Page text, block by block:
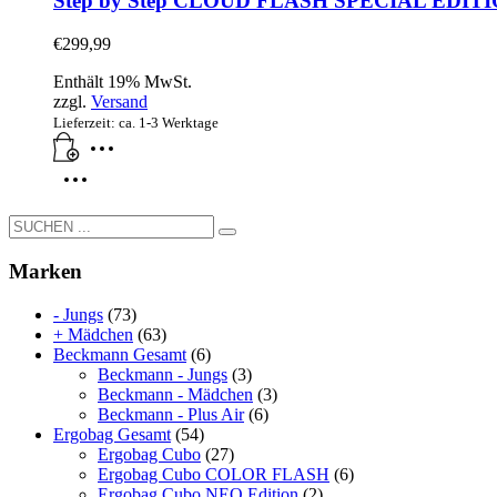
€299,99
Enthält 19% MwSt.
zzgl. Versand
Lieferzeit: ca. 1-3 Werktage
Marken
- Jungs (73)
+ Mädchen (63)
Beckmann Gesamt (6)
Beckmann - Jungs (3)
Beckmann - Mädchen (3)
Beckmann - Plus Air (6)
Ergobag Gesamt (54)
Ergobag Cubo (27)
Ergobag Cubo COLOR FLASH (6)